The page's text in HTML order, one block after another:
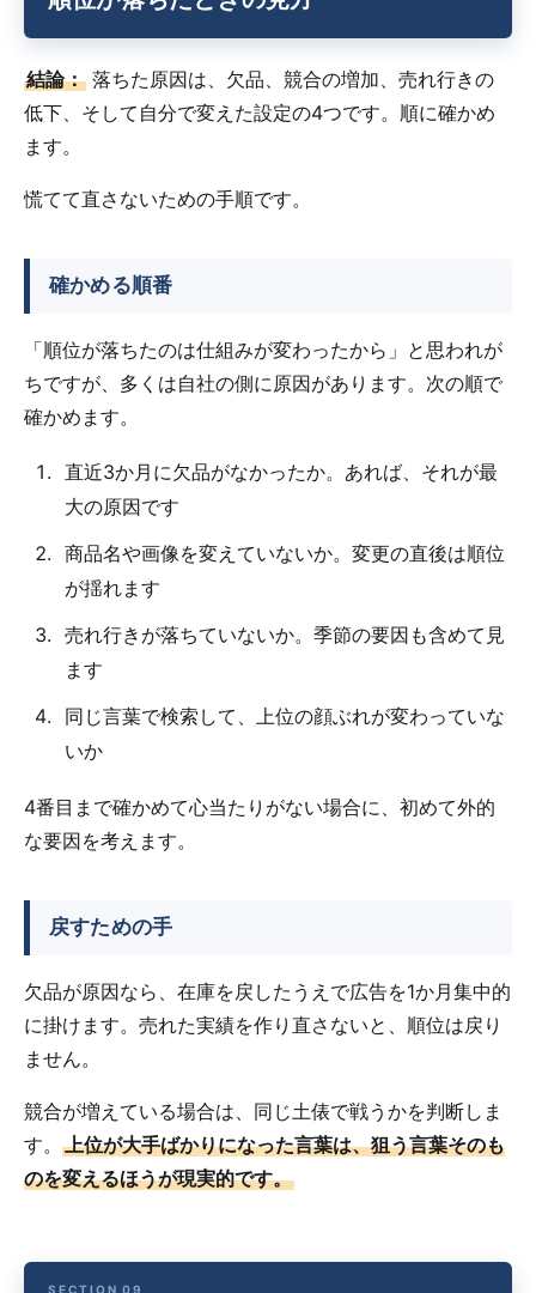
結論： 落ちた原因は、欠品、競合の増加、売れ行きの
低下、そして自分で変えた設定の4つです。順に確かめ
ます。
慌てて直さないための手順です。
確かめる順番
「順位が落ちたのは仕組みが変わったから」と思われが
ちですが、多くは自社の側に原因があります。次の順で
確かめます。
直近3か月に欠品がなかったか。あれば、それが最
大の原因です
商品名や画像を変えていないか。変更の直後は順位
が揺れます
売れ行きが落ちていないか。季節の要因も含めて見
ます
同じ言葉で検索して、上位の顔ぶれが変わっていな
いか
4番目まで確かめて心当たりがない場合に、初めて外的
な要因を考えます。
戻すための手
欠品が原因なら、在庫を戻したうえで広告を1か月集中的
に掛けます。売れた実績を作り直さないと、順位は戻り
ません。
競合が増えている場合は、同じ土俵で戦うかを判断しま
す。 上位が大手ばかりになった言葉は、狙う言葉そのも
のを変えるほうが現実的です。